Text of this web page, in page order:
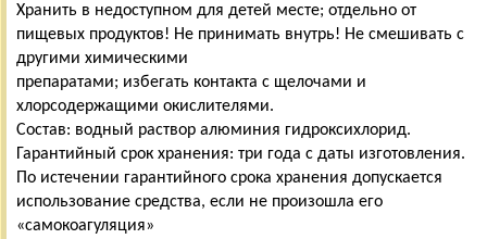
Хранить в недоступном для детей месте; отдельно от
пищевых продуктов! Не принимать внутрь! Не смешивать с
другими химическими
препаратами; избегать контакта с щелочами и
хлорсодержащими окислителями.
Состав: водный раствор алюминия гидроксихлорид.
Гарантийный срок хранения: три года с даты изготовления.
По истечении гарантийного срока хранения допускается
использование средства, если не произошла его
«самокоагуляция»